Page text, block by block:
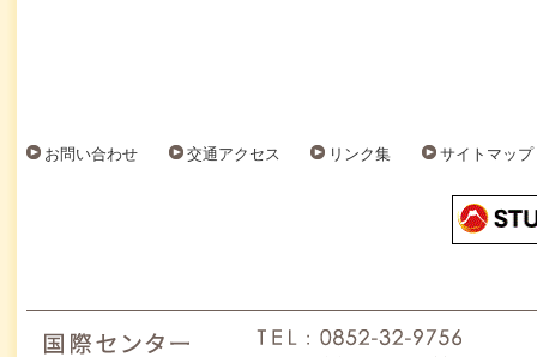
お問い合わせ 交通アクセス リンク集 サイトマップ